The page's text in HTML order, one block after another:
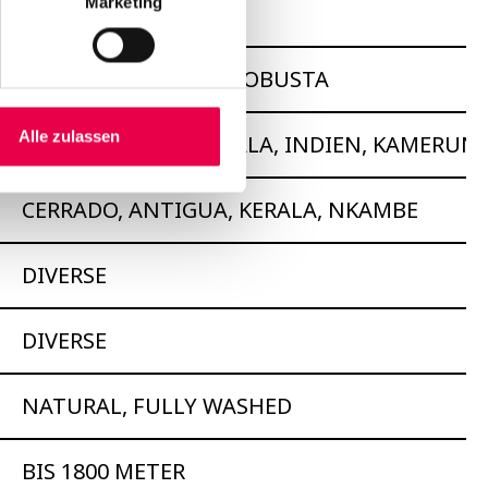
Alle zulassen
HOUSE BLEND
85 % ARABICA, 15 % ROBUSTA
BRASILIEN, GUATEMALA, INDIEN, KAMERUN
CERRADO, ANTIGUA, KERALA, NKAMBE
DIVERSE
DIVERSE
NATURAL, FULLY WASHED
BIS 1800 METER